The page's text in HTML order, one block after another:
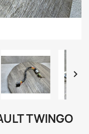

TWINGO